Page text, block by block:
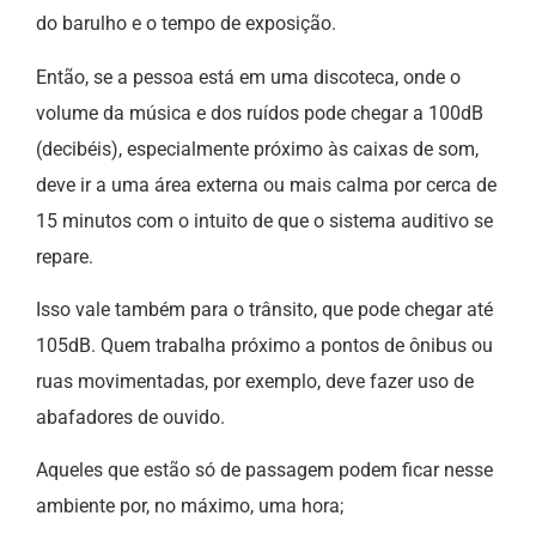
do barulho e o tempo de exposição.
Então, se a pessoa está em uma discoteca, onde o
volume da música e dos ruídos pode chegar a 100dB
(decibéis), especialmente próximo às caixas de som,
deve ir a uma área externa ou mais calma por cerca de
15 minutos com o intuito de que o sistema auditivo se
repare.
Isso vale também para o trânsito, que pode chegar até
105dB. Quem trabalha próximo a pontos de ônibus ou
ruas movimentadas, por exemplo, deve fazer uso de
abafadores de ouvido.
Aqueles que estão só de passagem podem ficar nesse
ambiente por, no máximo, uma hora;